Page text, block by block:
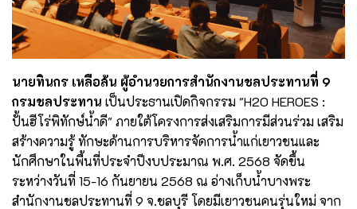
นายทินกร เหลือล้น ผู้อำนวยการสำนักงานชลประทานที่ 9
กรมชลประทาน เป็นประธานเปิดกิจกรรม "H2O HEROES :
ปั้นฮีโร่พิทักษ์นํ้าดี" ภายใต้โครงการส่งเสริมการมีส่วนร่วม เสริม
สร้างความรู้ ทักษะด้านการบริหารจัดการน้ำแก่เยาวชนและ
นักศึกษาในพื้นที่ประจำปีงบประมาณ พ.ศ. 2568 จัดขึ้น
ระหว่างวันที่ 15-16 กันยายน 2568 ณ อ่างเก็บน้ำบางพระ
สำนักงานชลประทานที่ 9 จ.ชลบุรี โดยมีเยาวชนคนรุ่นใหม่ จาก